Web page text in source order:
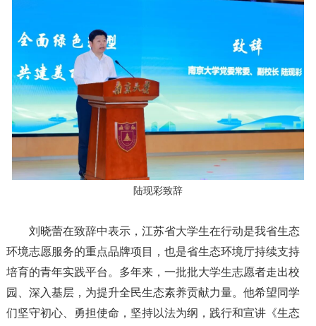
陆现彩致辞
刘晓蕾在致辞中表示，江苏省大学生在行动是我省生态
环境志愿服务的重点品牌项目，也是省生态环境厅持续支持
培育的青年实践平台。多年来，一批批大学生志愿者走出校
园、深入基层，为提升全民生态素养贡献力量。他希望同学
们坚守初心、勇担使命，坚持以法为纲，践行和宣讲《生态